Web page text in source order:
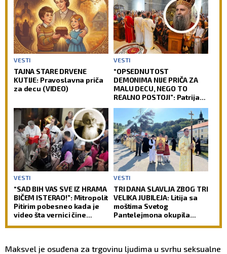
VESTI
TAJNA STARE DRVENE
KUTIJE: Pravoslavna priča
za decu (VIDEO)
VESTI
“OPSEDNUTOST
DEMONIMA NIJE PRIČA ZA
MALU DECU, NEGO TO
REALNO POSTOJI”: Patrijarh
poruku o nečistim silama
(VIDEO)
VESTI
“SAD BIH VAS SVE IZ HRAMA
BIČEM ISTERAO!”: Mitropolit
Pitirim pobesneo kada je
video šta vernici čine
VESTI
TRI DANA SLAVLJA ZBOG TRI
VELIKA JUBILEJA: Litija sa
moštima Svetog
Pantelejmona okupila
Maksvel je osuđena za trgovinu ljudima u svrhu seksualne